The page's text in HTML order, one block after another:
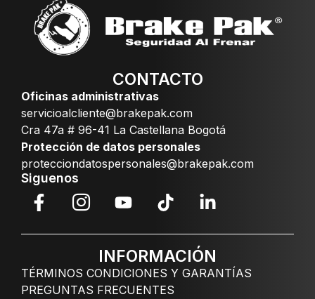
CONTACTO
Oficinas administrativas
servicioalcliente@brakepak.com
Cra 47a # 96-41 La Castellana Bogotá
Protección de datos personales
protecciondatospersonales@brakepak.com
Siguenos
INFORMACIÓN
TÉRMINOS CONDICIONES Y GARANTÍAS
PREGUNTAS FRECUENTES